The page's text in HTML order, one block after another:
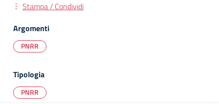
Stampa / Condividi
Argomenti
PNRR
Tipologia
PNRR